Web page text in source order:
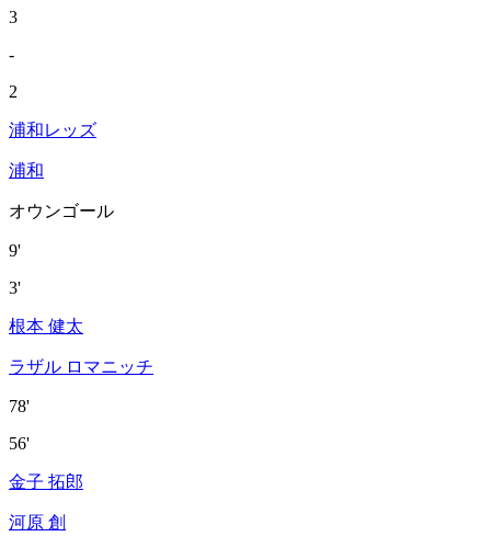
3
-
2
浦和レッズ
浦和
オウンゴール
9'
3'
根本 健太
ラザル ロマニッチ
78'
56'
金子 拓郎
河原 創